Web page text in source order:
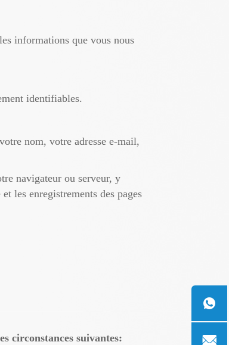
informations que vous nous
identifiables.
nom, votre adresse e-mail,
navigateur ou serveur, y
les enregistrements des pages
circonstances suivantes: